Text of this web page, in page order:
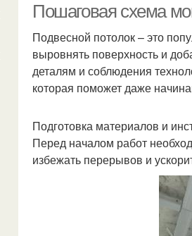
Пошаговая схема
Подвесной потолок – это
выровнять поверхность и
деталям и соблюдения
которая поможет даже
Подготовка материалов и
Перед началом работ
избежать перерывов и